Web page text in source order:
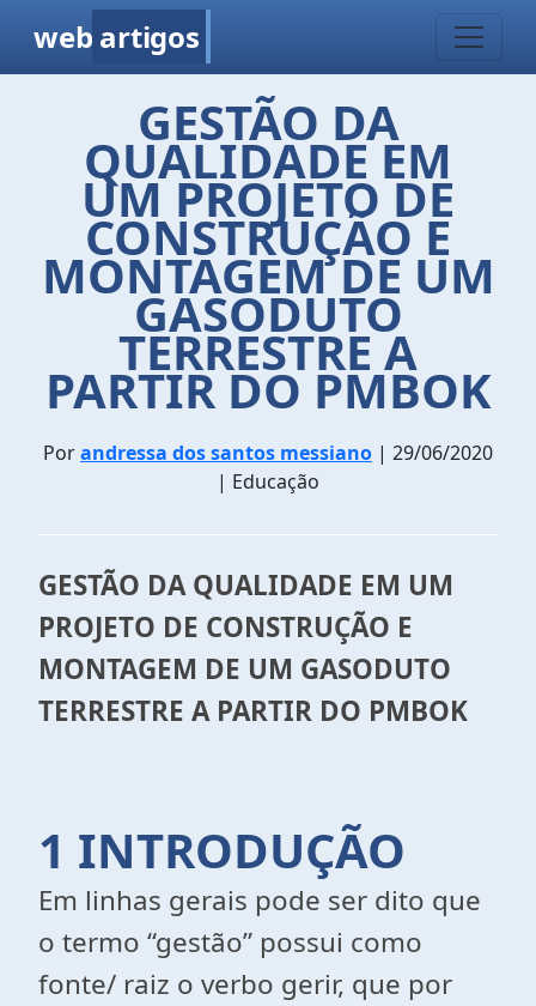
web artigos
GESTÃO DA
QUALIDADE EM
UM PROJETO DE
CONSTRUÇÃO E
MONTAGEM DE UM
GASODUTO
TERRESTRE A
PARTIR DO PMBOK
Porandressa dos santos messiano | 29/06/2020
| Educação
GESTÃO DA QUALIDADE EM UM
PROJETO DE CONSTRUÇÃO E
MONTAGEM DE UM GASODUTO
TERRESTRE A PARTIR DO PMBOK
1 INTRODUÇÃO
Em linhas gerais pode ser dito que
o termo “gestão” possui como
fonte/ raiz o verbo gerir, que por